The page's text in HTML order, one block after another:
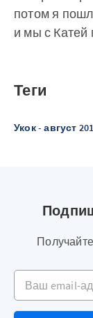
потом я
и мы с Катей
Теги
Укок - август
Ваш email-адрес